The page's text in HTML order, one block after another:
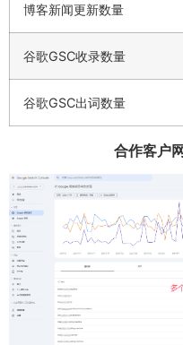
博客新闻更新数量
谷歌GSC收录数量
谷歌GSC出词数量
合作客户